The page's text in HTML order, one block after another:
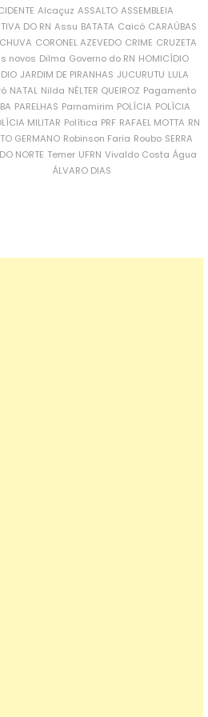
Alcaçuz ASSALTO ASSEMBLEIA
DO RN Assu BATATA Caicó CARAÚBAS
CORONEL AZEVEDO CRIME CRUZETA
novos Dilma Governo do RN HOMICÍDIO
JARDIM DE PIRANHAS JUCURUTU LULA
NATAL Nilda NÉLTER QUEIROZ Pagamento
PARELHAS Parnamirim POLÍCIA POLÍCIA
MILITAR Política PRF RAFAEL MOTTA RN
GERMANO Robinson Faria Roubo SERRA
NORTE Temer UFRN Vivaldo Costa Água
ÁLVARO DIAS